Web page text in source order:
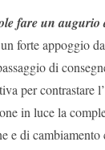
fare un augurio
forte appoggio
di
per contrastare
in luce la
e di cambiamento